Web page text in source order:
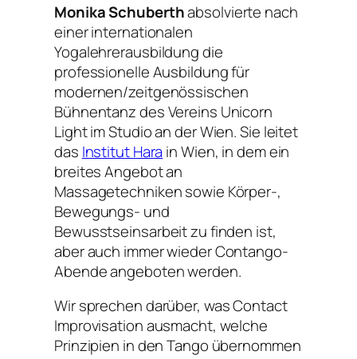
Monika Schuberthabsolvierte nach
einer internationalen
Yogalehrerausbildung die
professionelle Ausbildung für
modernen/zeitgenössischen
Bühnentanz des Vereins Unicorn
Light im Studio an der Wien. Sie leitet
das Institut Hara in Wien, in dem ein
breites Angebot an
Massagetechniken sowie Körper-,
Bewegungs- und
Bewusstseinsarbeit zu finden ist,
aber auch immer wieder Contango-
Abende angeboten werden.
Wir sprechen darüber, was Contact
Improvisation ausmacht, welche
Prinzipien in den Tango übernommen